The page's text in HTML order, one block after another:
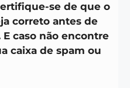
se de que o
correto antes de
caso não encontre
caixa de spam ou